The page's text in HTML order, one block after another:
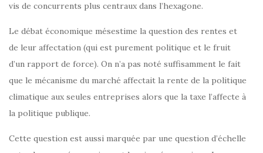
vis de concurrents plus centraux dans l’hexagone.
Le débat économique mésestime la question des rentes et
de leur affectation (qui est purement politique et le fruit
d’un rapport de force). On n’a pas noté suffisamment le fait
que le mécanisme du marché affectait la rente de la politique
climatique aux seules entreprises alors que la taxe l’affecte à
la politique publique.
Cette question est aussi marquée par une question d’échelle